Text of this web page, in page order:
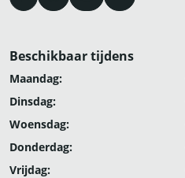
Beschikbaar tijdens
Maandag:
Dinsdag:
Woensdag:
Donderdag:
Vrijdag: